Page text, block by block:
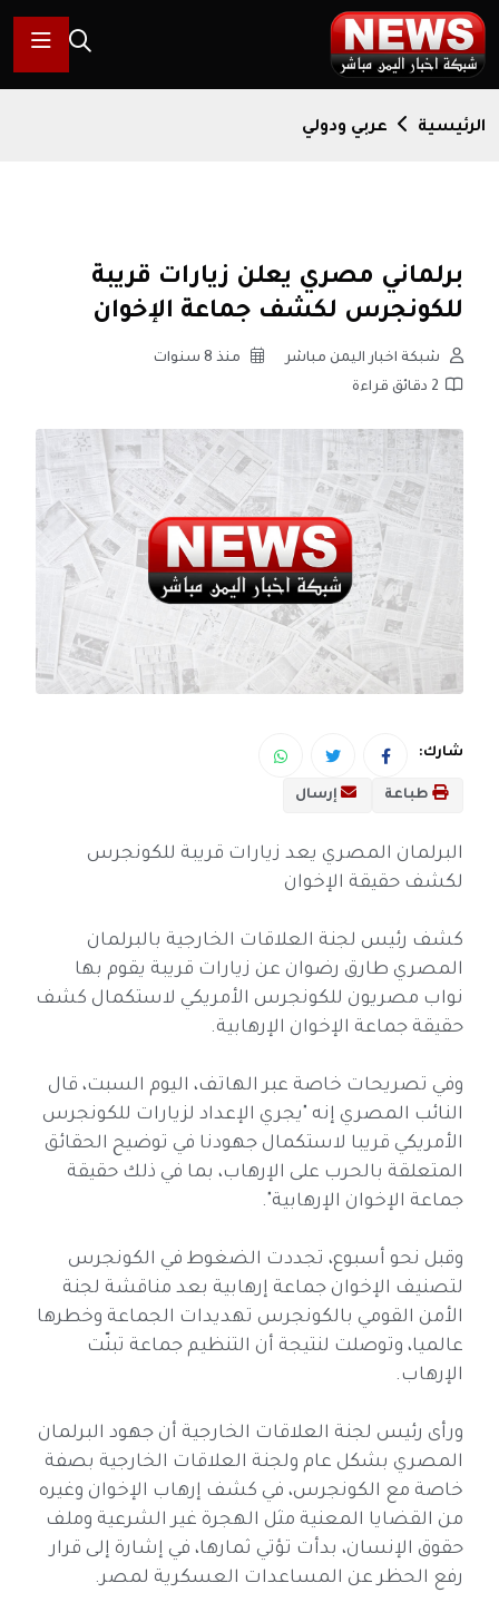
الرئيسية عربي ودولي
برلماني مصري يعلن زيارات قريبة
للكونجرس لكشف جماعة الإخوان
شبكة اخبار اليمن مباشر
منذ 8 سنوات
2 دقائق قراءة
شارك:
طباعة إرسال
البرلمان المصري يعد زيارات قريبة للكونجرس
لكشف حقيقة الإخوان
كشف رئيس لجنة العلاقات الخارجية بالبرلمان
المصري طارق رضوان عن زيارات قريبة يقوم بها
نواب مصريون للكونجرس الأمريكي لاستكمال كشف
حقيقة جماعة الإخوان الإرهابية.
وفي تصريحات خاصة عبر الهاتف، اليوم السبت، قال
النائب المصري إنه "يجري الإعداد لزيارات للكونجرس
الأمريكي قريبا لاستكمال جهودنا في توضيح الحقائق
المتعلقة بالحرب على الإرهاب، بما في ذلك حقيقة
جماعة الإخوان الإرهابية".
وقبل نحو أسبوع، تجددت الضغوط في الكونجرس
لتصنيف الإخوان جماعة إرهابية بعد مناقشة لجنة
الأمن القومي بالكونجرس تهديدات الجماعة وخطرها
عالميا، وتوصلت لنتيجة أن التنظيم جماعة تبنّت
الإرهاب.
ورأى رئيس لجنة العلاقات الخارجية أن جهود البرلمان
المصري بشكل عام ولجنة العلاقات الخارجية بصفة
خاصة مع الكونجرس، في كشف إرهاب الإخوان وغيره
من القضايا المعنية مثل الهجرة غير الشرعية وملف
حقوق الإنسان، بدأت تؤتي ثمارها، في إشارة إلى قرار
رفع الحظر عن المساعدات العسكرية لمصر.